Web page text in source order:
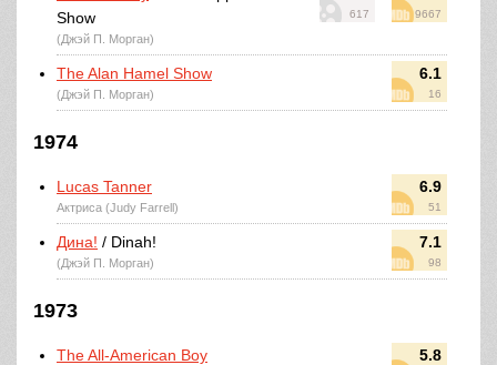
617 9667
Show
(Джэй П. Морган)
6.1
16
The Alan Hamel Show
(Джэй П. Морган)
1974
6.9
51
Lucas Tanner
Актриса (Judy Farrell)
7.1
98
Дина! / Dinah!
(Джэй П. Морган)
1973
5.8
The All-American Boy